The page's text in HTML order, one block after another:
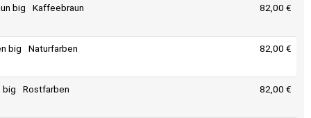
Kaffeebraun 82,00 €
Naturfarben 82,00 €
Rostfarben 82,00 €